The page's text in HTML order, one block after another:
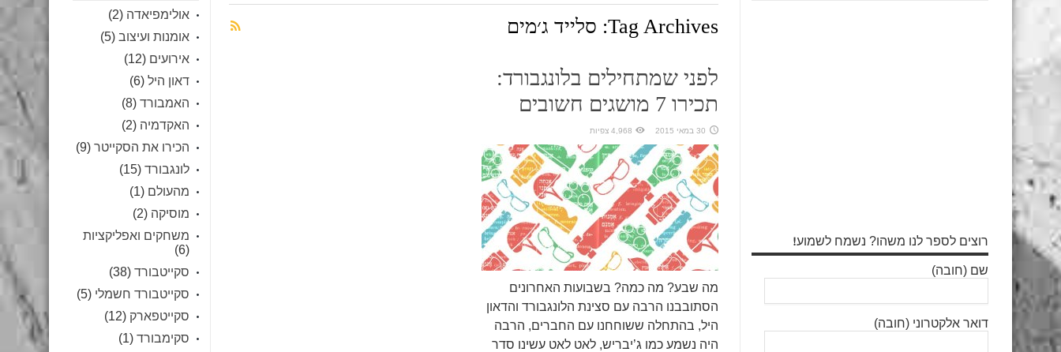
Tag Archives: סלייד ג׳מים
לפני שמתחילים בלונגבורד:
תכירו 7 מושגים חשובים
30 במאי 2015 4,968 צפיות
מה שבע? מה כמה? בשבועות האחרונים
הסתובבנו הרבה עם סצינת הלונגבורד והדאון
היל, בהתחלה ששוחחנו עם החברים, הרבה
היה נשמע כמו ג’יבריש, לאט לאט עשינו סדר
אולימפיאדה (2)
אומנות ועיצוב (5)
אירועים (12)
דאון היל (6)
האמבורד (8)
האקדמיה (2)
הכירו את הסקייטר (9)
לונגבורד (15)
מהעולם (1)
מוסיקה (2)
משחקים ואפליקציות
(6)
סקייטבורד (38)
סקייטבורד חשמלי (5)
סקייטפארק (12)
סקימבורד (1)
רוצים לספר לנו משהו? נשמח לשמוע!
שם (חובה)
דואר אלקטרוני (חובה)